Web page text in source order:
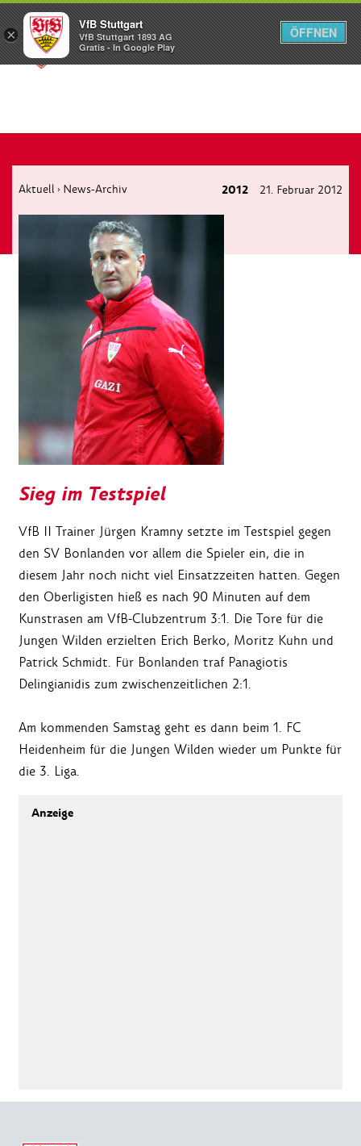
Menü
Aktuell › News-Archiv 2012 21. Februar 2012
Sieg im Testspiel
VfB II Trainer Jürgen Kramny setzte im Testspiel gegen
den SV Bonlanden vor allem die Spieler ein, die in
diesem Jahr noch nicht viel Einsatzzeiten hatten. Gegen
den Oberligisten hieß es nach 90 Minuten auf dem
Kunstrasen am VfB-Clubzentrum 3:1. Die Tore für die
Jungen Wilden erzielten Erich Berko, Moritz Kuhn und
Patrick Schmidt. Für Bonlanden traf Panagiotis
Delingianidis zum zwischenzeitlichen 2:1.
Am kommenden Samstag geht es dann beim 1. FC
Heidenheim für die Jungen Wilden wieder um Punkte für
die 3. Liga.
×
VfB Stuttgart
VfB Stuttgart 1893 AG
Gratis - In Google Play
ÖFFNEN